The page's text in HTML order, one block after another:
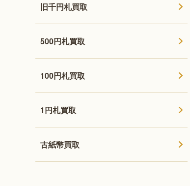
旧千円札買取
500円札買取
100円札買取
1円札買取
古紙幣買取